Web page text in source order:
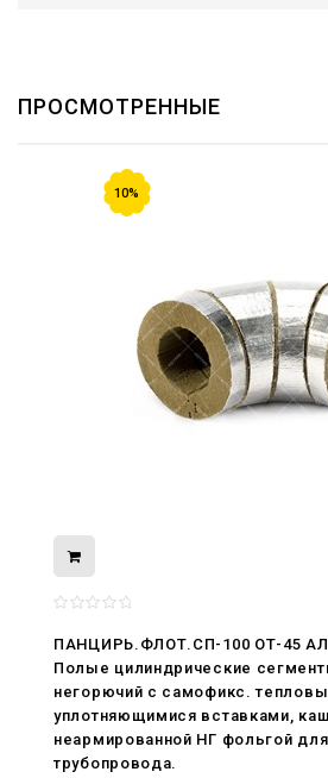
ПРОСМОТРЕННЫЕ
10%
ПАНЦИРЬ.ФЛОТ.СП-100 ОТ-45
Полые цилиндрические
негорючий c самофикс.
уплотняющимися вставками,
неармированной НГ фольгой
трубопровода.
С Днём Победы.
29.04.2026